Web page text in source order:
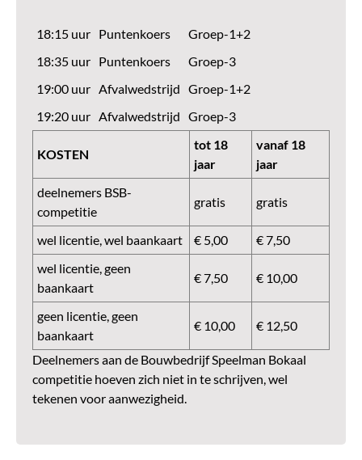
18:15 uur Puntenkoers
Groep-1+2
18:35 uur
Puntenkoers
Groep-3
19:00 uur Afvalwedstrijd
Groep-1+2
19:20 uur Afvalwedstrijd Groep-3
KOSTEN
tot 18
jaar
vanaf 18
jaar
deelnemers BSB-
competitie
gratis gratis
wel licentie, wel baankaart € 5,00
€ 7,50
wel licentie, geen
baankaart
€ 7,50 € 10,00
geen licentie, geen
baankaart
€ 10,00 € 12,50
Deelnemers aan de Bouwbedrijf Speelman Bokaal
competitie hoeven zich niet in te schrijven, wel
tekenen voor aanwezigheid.